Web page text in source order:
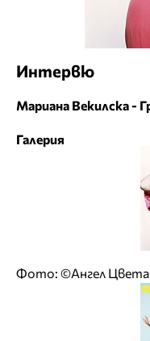
Интервю
Мариана Векилска -
Галерия
Фото: ©Ангел